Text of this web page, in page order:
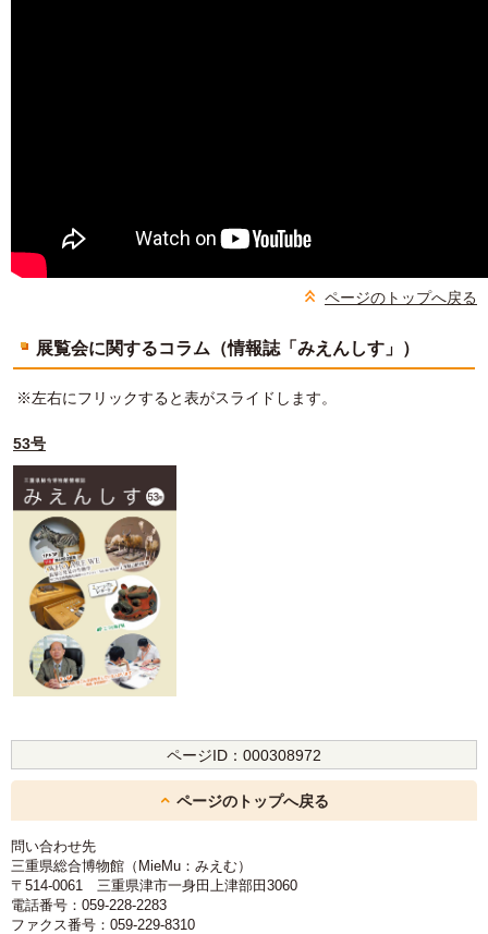
ページのトップへ戻る
展覧会に関するコラム（情報誌「みえんしす」）
※左右にフリックすると表がスライドします。
53号
ページID： 000308972
ページのトップへ戻る
問い合わせ先
三重県総合博物館（MieMu：みえむ）
〒514-0061 三重県津市一身田上津部田3060
電話番号：059-228-2283
ファクス番号：059-229-8310